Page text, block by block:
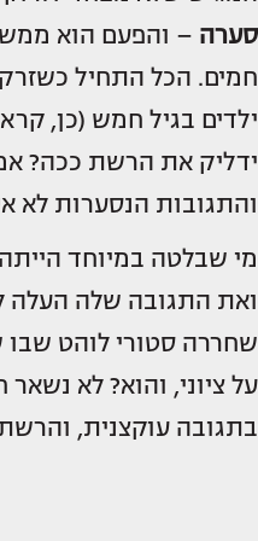
סערה – והפעם הוא
חמים. הכל התחיל
ילדים בגיל חמש (כן,
ידליק את הרשת ככה?
והתגובות הנסערות לא
מי שבלטה במיוחד
ואת התגובה שלה העלה
שחררה סטורי לוהט
על ציוני, והוא? לא נשאר
בתגובה עוקצנית,